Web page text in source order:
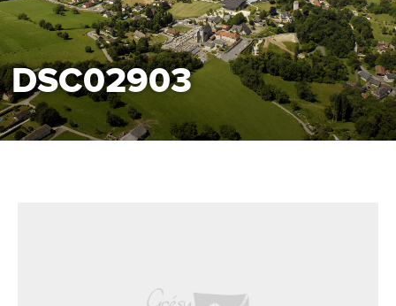
DSC02903